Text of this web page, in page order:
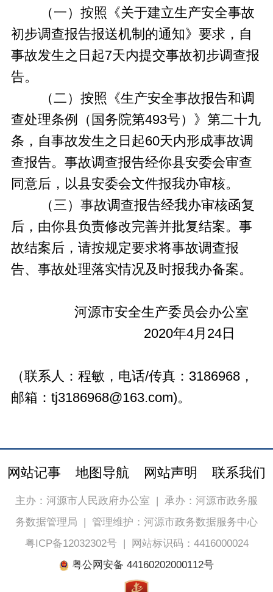
（一）按照《关于建立生产安全事故
初步调查报告报送机制的通知》要求，自
事故发生之日起7天内提交事故初步调查报
告。
（二）按照《生产安全事故报告和调
查处理条例（国务院第493号）》第二十九
条，自事故发生之日起60天内形成事故调
查报告。事故调查报告经你县安委会审查
同意后，以县安委会文件报我办审核。
（三）事故调查报告经我办审核函复
后，由你县负责修改完善并批复结案。事
故结案后，请按规定要求将事故调查报
告、事故处理落实情况及时报我办备案。
河源市安全生产委员会办公室
2020年4月24日
（联系人：程敏，电话/传真：3186968，
邮箱：tj3186968@163.com)。
网站记事 地图导航 网站声明 联系我们
主办：河源市人民政府办公室 | 承办：河源市政务服
务数据管理局 | 管理维护：河源市政务数据服务中心
粤ICP备12032302号|
网站标识码：4416000024
粤公网安备 44160202000112号